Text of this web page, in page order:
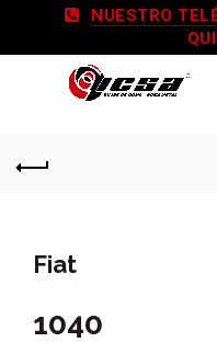
NUESTRO
Fiat
1040